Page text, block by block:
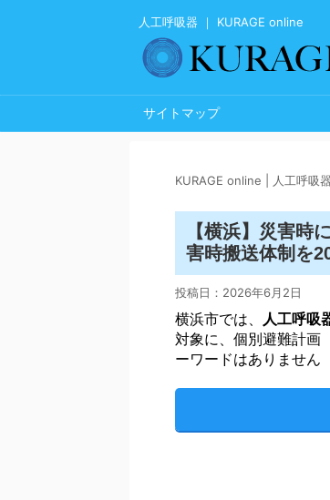
人工呼吸器 ｜ KURAGE online
サイトマップ
KURAGE online | 人工呼吸
【横浜】災害時
害時搬送体制を
投稿日： 2026年6月2日
横浜市では、 人工呼吸
対象に、個別避難計画
ーワードはありません